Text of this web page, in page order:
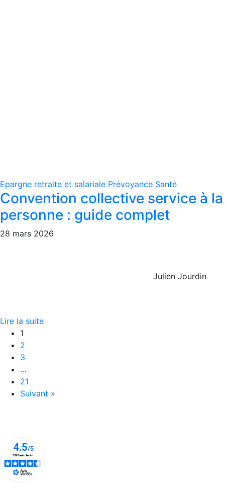
Epargne retraite et salariale Prévoyance Santé
Convention collective service à la
personne : guide complet
28 mars 2026
Julien Jourdin
Lire la suite
1
2
3
…
21
Suivant »